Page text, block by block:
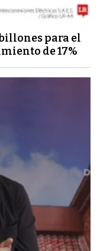
para el
de 17%